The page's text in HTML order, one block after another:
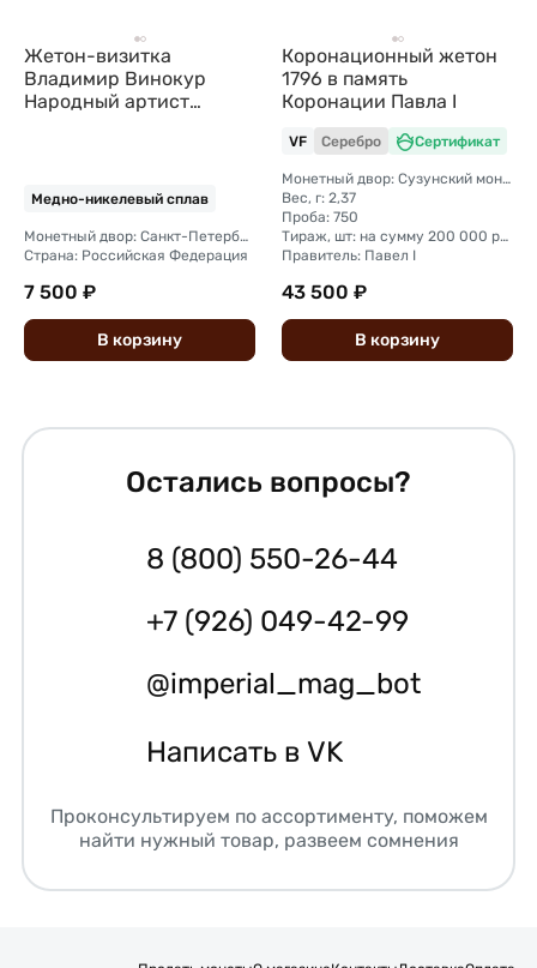
Жетон-визитка
Владимир Винокур
Народный артист
Медно-никелевый сплав
Монетный двор: Санкт-Петербургский
Страна: Российская Федерация
7 500 ₽
В корзину
Коронационный жетон
1796 в память
Коронации Павла I
VF Серебро Сертификат
Монетный двор: Сузунский монетный двор (Сибирь)
Вес, г: 2,37
Проба: 750
Тираж, шт: на сумму 200 000 рублей (сумма 2 копейки + 1 копейка + деньга + полушка).
Правитель: Павел I
43 500 ₽
В корзину
Остались вопросы?
8 (800) 550-26-44
+7 (926) 049-42-99
@imperial_mag_bot
Написать в VK
Проконсультируем по ассортименту, поможем
найти нужный товар, развеем сомнения